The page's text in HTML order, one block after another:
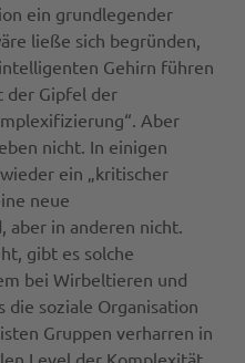
ein grundlegender
ließe sich begründen,
Gehirn führen
der Gipfel der
Aber
nicht. In einigen
ein „kritischer
neue
aber in anderen nicht.
gibt es solche
bei Wirbeltieren und
die soziale Organisation
Gruppen verharren in
Level der Komplexität,